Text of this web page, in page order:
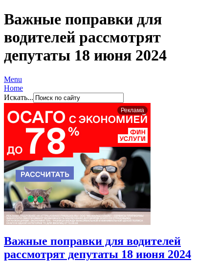
Важные поправки для
водителей рассмотрят
депутаты 18 июня 2024
Menu
Home
Искать...
Реклама
Важные поправки для водителей
рассмотрят депутаты 18 июня 2024